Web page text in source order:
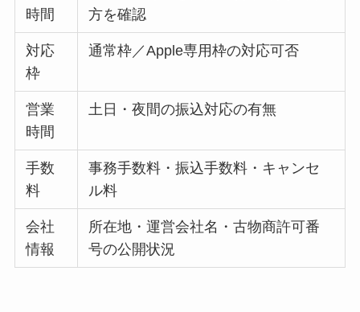
時間
方を確認
対応
枠
通常枠／Apple専用枠の対応可否
営業
時間
土日・夜間の振込対応の有無
手数
料
事務手数料・振込手数料・キャンセ
ル料
会社
情報
所在地・運営会社名・古物商許可番
号の公開状況